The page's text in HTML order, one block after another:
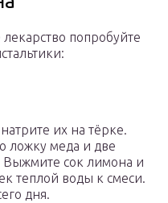
попробуйте
их на тёрке.
ложку меда и две
Выжмите сок лимона и
теплой воды к смеси.
дня.